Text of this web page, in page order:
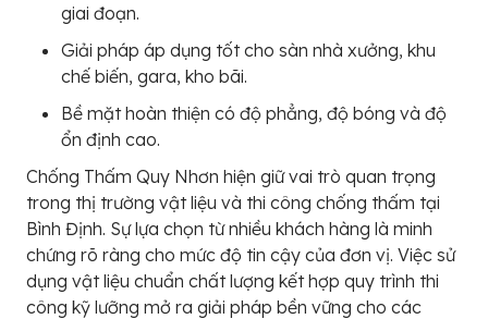
giai đoạn.
Giải pháp áp dụng tốt cho sàn nhà xưởng, khu
chế biến, gara, kho bãi.
Bề mặt hoàn thiện có độ phẳng, độ bóng và độ
ổn định cao.
Chống Thấm Quy Nhơn hiện giữ vai trò quan trọng
trong thị trường vật liệu và thi công chống thấm tại
Bình Định. Sự lựa chọn từ nhiều khách hàng là minh
chứng rõ ràng cho mức độ tin cậy của đơn vị. Việc sử
dụng vật liệu chuẩn chất lượng kết hợp quy trình thi
công kỹ lưỡng mở ra giải pháp bền vững cho các